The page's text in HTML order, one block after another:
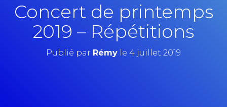
L
A
Concert de printemps
2019 – Répétitions
Publié par Rémy le 4 juillet 2019